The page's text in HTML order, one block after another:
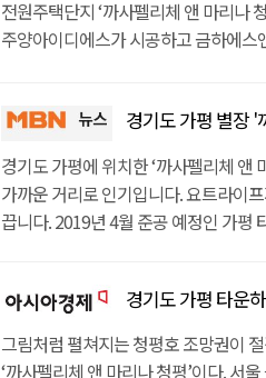
내년인 2019년 4월에 완공 되는 가평
190평, 건평 50평)까지 총 두가지 타
있도록 토목공사를 마친 상태이다. 분
8가구 중 4가구가 계약 완료 되어, 그
'까사펠리체앤마리나청평'이다. 관계
문의해보시는 것을 추천한다"고 전
15분 이내에 이용할 수 있는 유명 대
지상레저도 즐길 수 있다. 요트 라이프
보관이 가능하다. 1년치 비용을 지불
제공한다. 교통여건도 좋다. 서울 성
불과하다. 서울 압구정에서 단지까지
가능한 만큼 1차 주거용 목적으로 소
5~10분 거리에 청심국제중고등학교
없이 거주가 가능하다. 여기에다 청
내부시설도 좋다. 무엇보다 지열 냉·
효율적이다. 이와 함께 스마트IoT 시
있다. 까사펠리체 앤 마리나 청평 분
마련되어 있고, 각각 원하는 스타일로
상태이다. 1차 8가구와 2차 6가구, 이
성수대교에서 설악IC까지 30분거리
출퇴근이 가능하기 때문에 별장 용도
있고, 실생활에 불편함이 없을 만큼
거리에 청심국제중고등학교를 포함
의료기관, 우체국, 면사무소, 대형마
있다. 가장 주목 할 점은 ‘국내 최초
덤으로 1년치 비용을 지불하면 개인
전원주택단지 ‘까사펠리체 앤 마리나
주양아이디에스가 시공하고 금하에
50평)으로 구성됐다. 2차 토지분양은
티파니를 비롯한 다수의 수상레저를
프리스틴밸리, 아난티, 마이더스 외
지상레저까지 보장된다.특히 국내 최
1년에 한번 일정 비용을 지불하면 개
접근성도 뛰어나다. 성수대교부터 설
35분이면 충분하다.주변 인프라도 우
미원초등학교, 청심국제중고등학교
경기도 가평 별장 '
경기도 가평에 위치한 ‘까사펠리체 앤
가까운 거리로 인기입니다. 요트라이
끕니다. 2019년 4월 준공 예정인 가평
110평)과 B타입(대지 190평, 건평 50
토지분양은 185평부터 195평까지 준
스타일로 건축할 수 있도록 토목공사
경기도 가평 타운하
그림처럼 펼쳐지는 청평호 조망권이
‘까사펠리체 앤 마리나 청평’이다. 서